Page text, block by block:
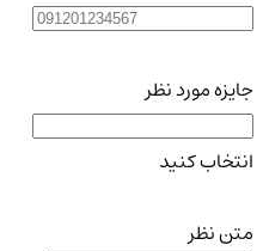
جایزه مورد نظر
انتخاب کنید
متن نظر